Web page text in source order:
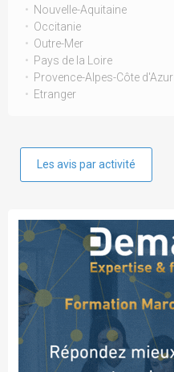
Nouvelle-Aquitaine
Occitanie
Outre-Mer
Pays de la Loire
Provence-Alpes-Côte d'Azur
Etranger
Les avis par activité